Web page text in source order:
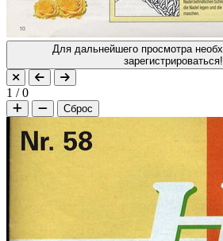
Для дальнейшего просмотра необходимо войти или
зарегистрироваться!
1 /0
Сброс